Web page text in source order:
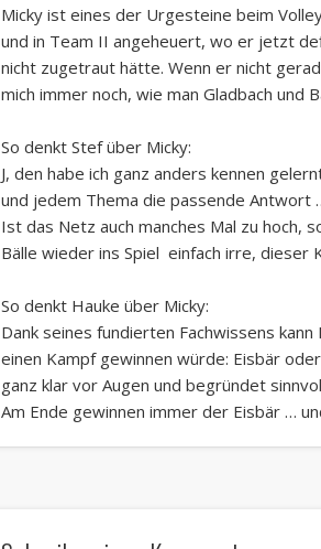
Micky ist eines der Urgesteine beim
und in Team II angeheuert, wo er jetzt
nicht zugetraut hätte. Wenn er nicht
mich immer noch, wie man Gladbach und
So denkt Stef über Micky:
J, den habe ich ganz anders kennen
und jedem Thema die passende Antwort
Ist das Netz auch manches Mal zu hoch,
Bälle wieder ins Spiel  einfach irre, dieser
So denkt Hauke über Micky:
Dank seines fundierten Fachwissens
einen Kampf gewinnen würde: Eisbär
ganz klar vor Augen und begründet
Am Ende gewinnen immer der Eisbär …